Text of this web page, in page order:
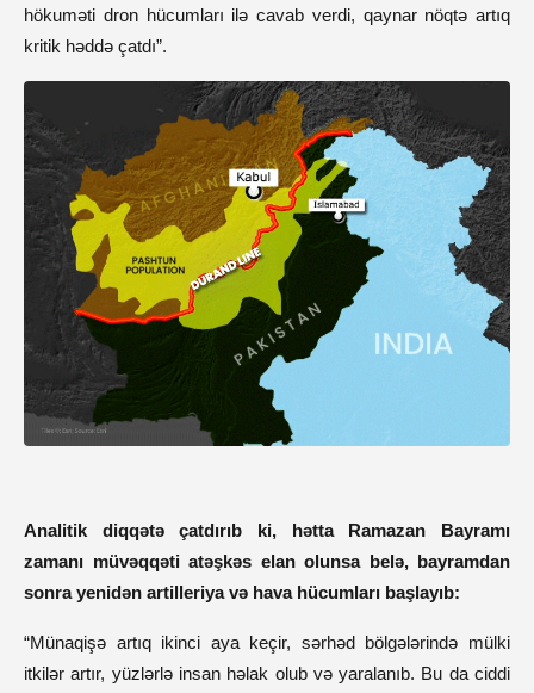
hökuməti dron hücumları ilə cavab verdi, qaynar nöqtə artıq
kritik həddə çatdı”.
Analitik diqqətə çatdırıb ki, hətta Ramazan Bayramı
zamanı müvəqqəti atəşkəs elan olunsa belə, bayramdan
sonra yenidən artilleriya və hava hücumları başlayıb:
“Münaqişə artıq ikinci aya keçir, sərhəd bölgələrində mülki
itkilər artır, yüzlərlə insan həlak olub və yaralanıb. Bu da ciddi